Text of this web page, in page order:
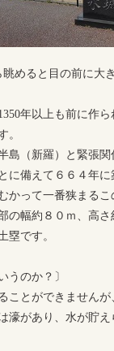
めると目の前に大
年以上も前に作
。
島（新羅）と緊張関
に備えて６６４年
かって一番狭まる
の幅約８０ｍ、高
塁です。
うのか？〕
ことができません
濠があり、水が貯